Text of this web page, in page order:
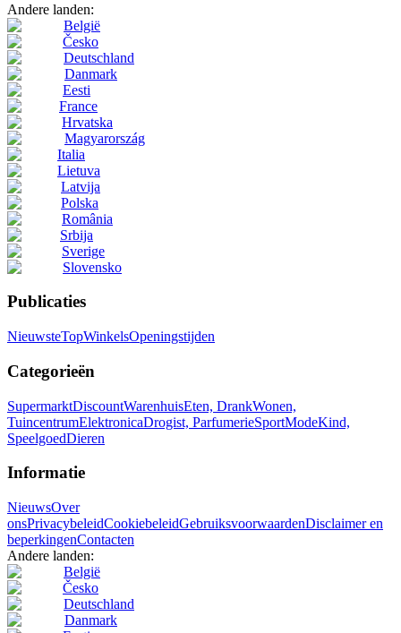
Andere landen:
België
Česko
Deutschland
Danmark
Eesti
France
Hrvatska
Magyarország
Italia
Lietuva
Latvija
Polska
România
Srbija
Sverige
Slovensko
Publicaties
NieuwsteTopWinkelsOpeningstijden
Categorieën
SupermarktDiscountWarenhuisEten, DrankWonen,
TuincentrumElektronicaDrogist, ParfumerieSportModeKind,
SpeelgoedDieren
Informatie
NieuwsOver
onsPrivacybeleidCookiebeleidGebruiksvoorwaardenDisclaimer en
beperkingenContacten
Andere landen:
België
Česko
Deutschland
Danmark